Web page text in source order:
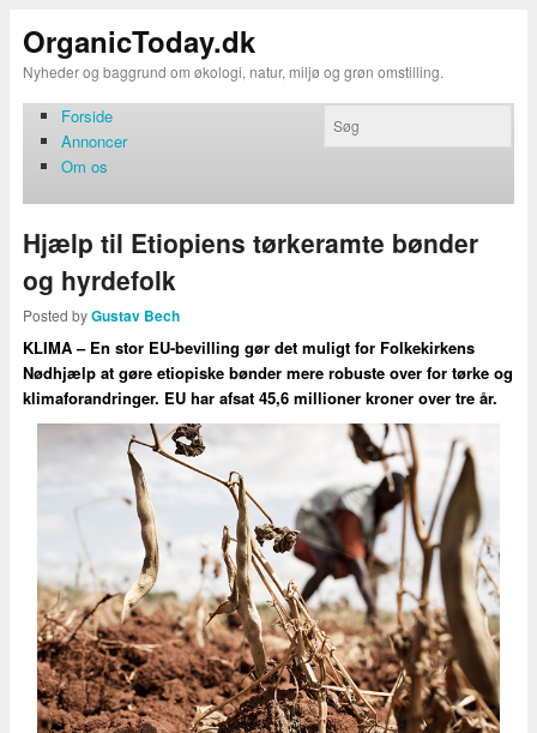
OrganicToday.dk
Nyheder og baggrund om økologi, natur, miljø og grøn omstilling.
Forside
Annoncer
Om os
Hjælp til Etiopiens tørkeramte bønder
og hyrdefolk
Posted byGustav Bech
KLIMA – En stor EU-bevilling gør det muligt for Folkekirkens
Nødhjælp at gøre etiopiske bønder mere robuste over for tørke og
klimaforandringer. EU har afsat 45,6 millioner kroner over tre år.